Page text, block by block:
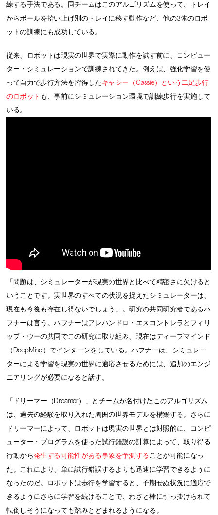
練する手法である。同チームはこのアルゴリズムを使って、トレイ
からボールを拾い上げ別のトレイに移す動作など、他の3体のロボ
ットの訓練にも成功している。
従来、ロボットは現実の世界で実際に動作を試す前に、コンピュー
ター・シミュレーションで訓練されてきた。例えば、強化学習を使
って自力で歩行方法を習得したキャシー（Cassie）という二足歩行
のロボット も、事前にシミュレーション環境で訓練歩行を実施して
いる。
「問題は、シミュレーターが現実の世界と比べて精密さに欠けると
いうことです。実世界のすべての状況を捉えたシミュレーターは、
現在も今後も存在し得ないでしょう」。研究の共同研究者であるハ
フナーは言う。ハフナーはアレハンドロ・エスコントレラとフィリ
ップ・ウーの共同でこの研究に取り組み、現在はディープマインド
（DeepMind）でインターンをしている。ハフナーは、シミュレー
ターによる学習を現実の世界に適応させるためには、追加のエンジ
ニアリングが必要になると話す。
「ドリーマー（Dreamer）」とチームが名付けたこのアルゴリズム
は、過去の経験を取り入れた周囲の世界モデルを構築する。さらに
ドリーマーによって、ロボットは現実の世界とは対照的に、コンピ
ューター・プログラムを使った試行錯誤の計算によって、取り得る
行動から発生する可能性がある事象を予測することが可能になっ
た。これにより、単に試行錯誤するよりも迅速に学習できるように
なったのだ。ロボットは歩行を学習すると、予期せぬ状況に適応で
きるようにさらに学習を続けることで、わざと棒に引っ掛けられて
転倒しそうになっても踏みとどまれるようになる。